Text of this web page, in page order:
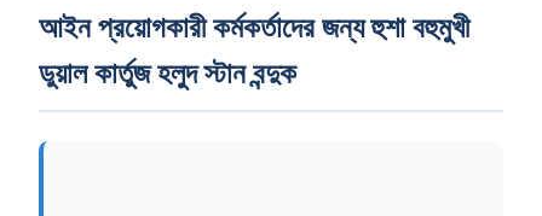
আইন প্রয়োগকারী কর্মকর্তাদের জন্য হুশা বহুমুখী
ডুয়াল কার্তুজ হলুদ স্টান বন্দুক